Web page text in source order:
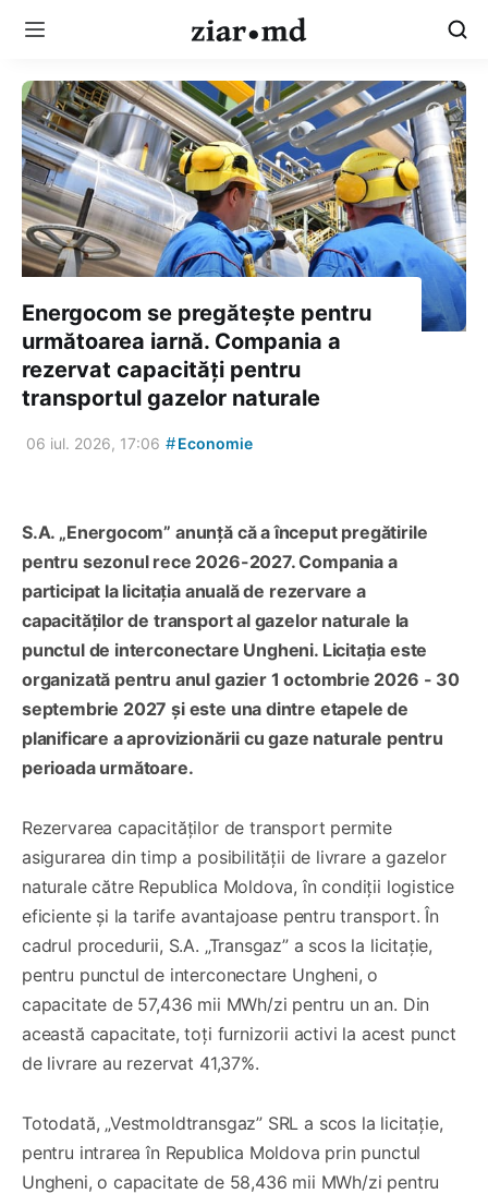
Energocom se pregătește pentru
următoarea iarnă. Compania a
rezervat capacități pentru
transportul gazelor naturale
06 iul. 2026, 17:06 #Economie
S.A. „Energocom” anunță că a început pregătirile
pentru sezonul rece 2026-2027. Compania a
participat la licitația anuală de rezervare a
capacităților de transport al gazelor naturale la
punctul de interconectare Ungheni. Licitația este
organizată pentru anul gazier 1 octombrie 2026 - 30
septembrie 2027 și este una dintre etapele de
planificare a aprovizionării cu gaze naturale pentru
perioada următoare.
Rezervarea capacităților de transport permite
asigurarea din timp a posibilității de livrare a gazelor
naturale către Republica Moldova, în condiții logistice
eficiente și la tarife avantajoase pentru transport. În
cadrul procedurii, S.A. „Transgaz” a scos la licitație,
pentru punctul de interconectare Ungheni, o
capacitate de 57,436 mii MWh/zi pentru un an. Din
această capacitate, toți furnizorii activi la acest punct
de livrare au rezervat 41,37%.
Totodată, „Vestmoldtransgaz” SRL a scos la licitație,
pentru intrarea în Republica Moldova prin punctul
Ungheni, o capacitate de 58,436 mii MWh/zi pentru